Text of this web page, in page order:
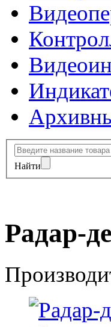
Найти
Радар-